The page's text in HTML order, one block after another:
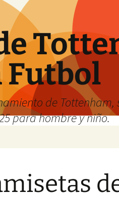
Futbol
de
para hombre y niño.